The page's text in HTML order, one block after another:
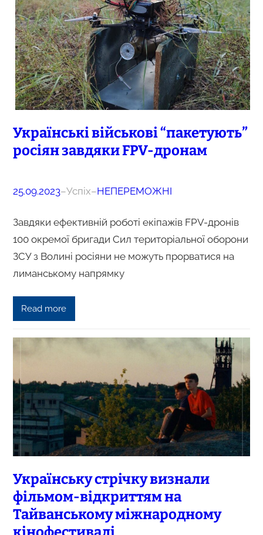
Українські військові “пакетують”
росіян завдяки FPV-дронам
25.09.2023–Успіх–НЕПЕРЕМОЖНІ
Завдяки ефективній роботі екіпажів FPV-дронів
100 окремої бригади Сил територіальної оборони
ЗСУ з Волині росіяни не можуть прорватися на
лиманському напрямку
Read more
Українську стрічку визнали
фільмом-відкриттям на
Тайванському міжнародному